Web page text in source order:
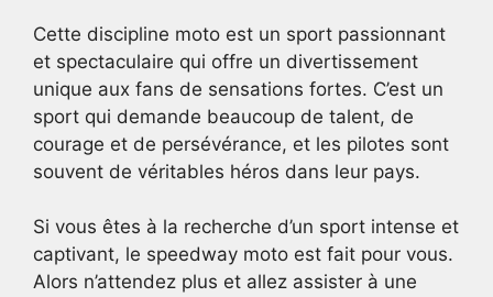
Cette discipline moto est un sport passionnant
et spectaculaire qui offre un divertissement
unique aux fans de sensations fortes. C’est un
sport qui demande beaucoup de talent, de
courage et de persévérance, et les pilotes sont
souvent de véritables héros dans leur pays.
Si vous êtes à la recherche d’un sport intense et
captivant, le speedway moto est fait pour vous.
Alors n’attendez plus et allez assister à une